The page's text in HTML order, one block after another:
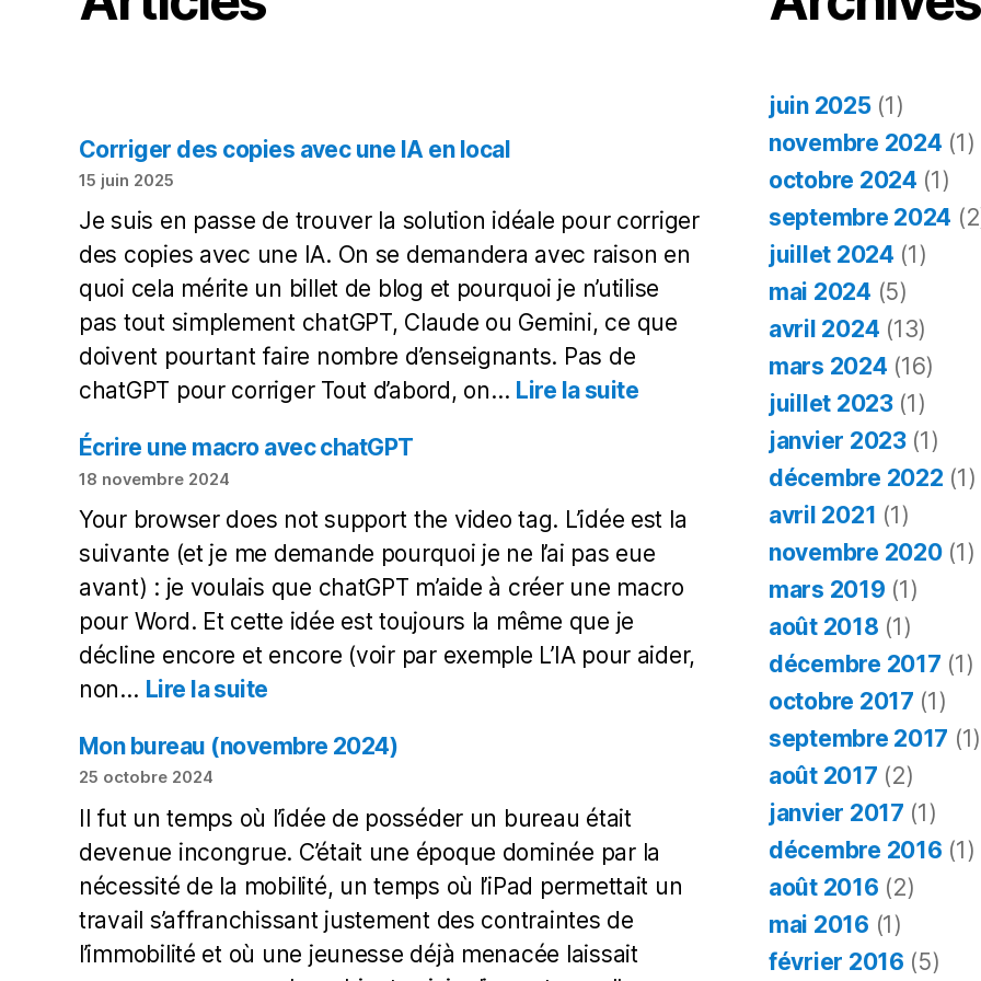
Corriger des copies avec une IA en local
15 juin 2025
Je suis en passe de trouver la solution idéale pour corriger
des copies avec une IA. On se demandera avec raison en
quoi cela mérite un billet de blog et pourquoi je n’utilise
pas tout simplement chatGPT, Claude ou Gemini, ce que
doivent pourtant faire nombre d’enseignants. Pas de
chatGPT pour corriger Tout d’abord, on… Lire la suite:
une
IA
en
Écrire une macro avec chatGPT
18 novembre 2024
Your browser does not support the video tag. L’idée est la
suivante (et je me demande pourquoi je ne l’ai pas eue
avant) : je voulais que chatGPT m’aide à créer une macro
pour Word. Et cette idée est toujours la même que je
décline encore et encore (voir par exemple L’IA pour aider,
non… Lire la suite:
une
chatGPT
Mon bureau (novembre 2024)
25 octobre 2024
Il fut un temps où l’idée de posséder un bureau était
devenue incongrue. C’était une époque dominée par la
nécessité de la mobilité, un temps où l’iPad permettait un
travail s’affranchissant justement des contraintes de
l’immobilité et où une jeunesse déjà menacée laissait
juin 2025(1)
novembre 2024 (1)
octobre 2024 (1)
septembre 2024
juillet 2024 (1)
mai 2024 (5)
avril 2024 (13)
mars 2024 (16)
juillet 2023(1)
janvier 2023(1)
décembre 2022 (1)
avril 2021 (1)
novembre 2020(1)
mars 2019 (1)
août 2018 (1)
décembre 2017 (1)
octobre 2017 (1)
septembre 2017 (1)
août 2017 (2)
janvier 2017 (1)
décembre 2016 (1)
août 2016 (2)
mai 2016 (1)
février 2016 (5)